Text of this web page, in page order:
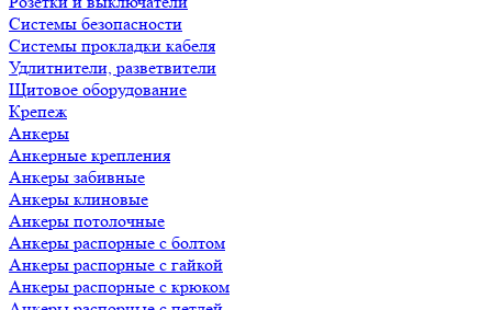
Системы безопасности
Системы прокладки кабеля
Удлитнители, разветвители
Щитовое оборудование
Крепеж
Анкеры
Анкерные крепления
Анкеры забивные
Анкеры клиновые
Анкеры потолочные
Анкеры распорные с болтом
Анкеры распорные с гайкой
Анкеры распорные с крюком